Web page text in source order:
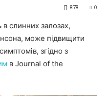
0
878
в слинних залозах,
може підвищити
згідно з
в Journal of the